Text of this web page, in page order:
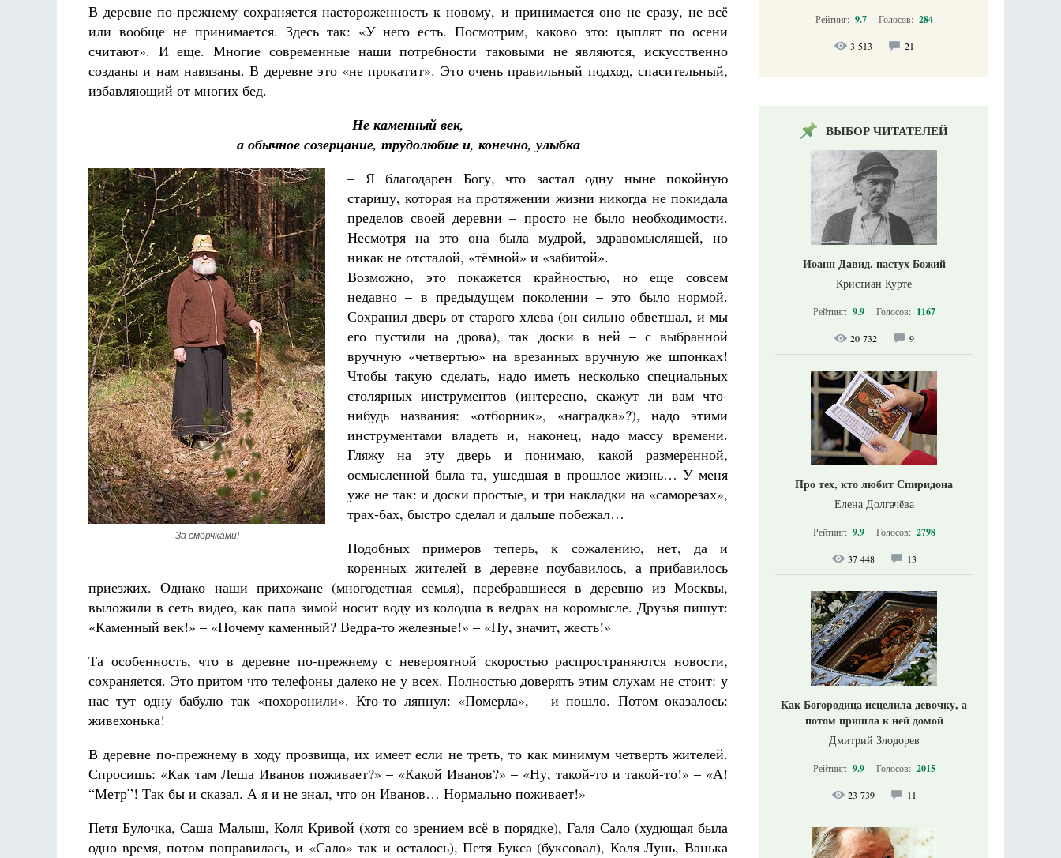
В деревне по-прежнему сохраняется настороженность к новому, и принимается оно не сразу, не всё
или вообще не принимается. Здесь так: «У него есть. Посмотрим, каково это: цыплят по осени
считают». И еще. Многие современные наши потребности таковыми не являются, искусственно
созданы и нам навязаны. В деревне это «не прокатит». Это очень правильный подход, спасительный,
избавляющий от многих бед.
Не каменный век,
а обычное созерцание, трудолюбие и, конечно, улыбка
За сморчками!
– Я благодарен Богу, что застал одну ныне покойную
старицу, которая на протяжении жизни никогда не покидала
пределов своей деревни – просто не было необходимости.
Несмотря на это она была мудрой, здравомыслящей, но
никак не отсталой, «тёмной» и «забитой».
Возможно, это покажется крайностью, но еще совсем
недавно – в предыдущем поколении – это было нормой.
Сохранил дверь от старого хлева (он сильно обветшал, и мы
его пустили на дрова), так доски в ней – с выбранной
вручную «четвертью» на врезанных вручную же шпонках!
Чтобы такую сделать, надо иметь несколько специальных
столярных инструментов (интересно, скажут ли вам что-
нибудь названия: «отборник», «наградка»?), надо этими
инструментами владеть и, наконец, надо массу времени.
Гляжу на эту дверь и понимаю, какой размеренной,
осмысленной была та, ушедшая в прошлое жизнь… У меня
уже не так: и доски простые, и три накладки на «саморезах»,
трах-бах, быстро сделал и дальше побежал…
Подобных примеров теперь, к сожалению, нет, да и
коренных жителей в деревне поубавилось, а прибавилось
приезжих. Однако наши прихожане (многодетная семья), перебравшиеся в деревню из Москвы,
выложили в сеть видео, как папа зимой носит воду из колодца в ведрах на коромысле. Друзья пишут:
«Каменный век!» – «Почему каменный? Ведра-то железные!» – «Ну, значит, жесть!»
Та особенность, что в деревне по-прежнему с невероятной скоростью распространяются новости,
сохраняется. Это притом что телефоны далеко не у всех. Полностью доверять этим слухам не стоит: у
нас тут одну бабулю так «похоронили». Кто-то ляпнул: «Померла», – и пошло. Потом оказалось:
живехонька!
В деревне по-прежнему в ходу прозвища, их имеет если не треть, то как минимум четверть жителей.
Спросишь: «Как там Леша Иванов поживает?» – «Какой Иванов?» – «Ну, такой-то и такой-то!» – «А!
“Метр”! Так бы и сказал. А я и не знал, что он Иванов… Нормально поживает!»
Петя Булочка, Саша Малыш, Коля Кривой (хотя со зрением всё в порядке), Галя Сало (худющая была
одно время, потом поправилась, и «Сало» так и осталось), Петя Букса (буксовал), Коля Лунь, Ванька
Рейтинг: 9.7 Голосов: 284
3 513 21
ВЫБОР ЧИТАТЕЛЕЙ
Иоанн Давид, пастух Божий
Кристиан Курте
Рейтинг: 9.9 Голосов: 1167
20 732 9
Про тех, кто любит Спиридона
Елена Долгачёва
Рейтинг: 9.9 Голосов: 2798
37 448 13
Как Богородица исцелила девочку, а
потом пришла к ней домой
Дмитрий Злодорев
Рейтинг: 9.9 Голосов: 2015
23 739 11